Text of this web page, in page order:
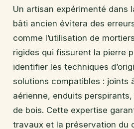
Un artisan expérimenté dans
bâti ancien évitera des
comme l’utilisation de
rigides qui fissurent la pierre
identifier les techniques
solutions compatibles : joints
aérienne, enduits
de bois. Cette expertise
travaux et la préservation du